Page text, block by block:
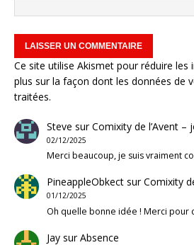
Ce site utilise Akismet pour réduire les
plus sur la façon dont les données de
traitées.
Steve surComixity de l’Avent –
02/12/2025
Merci beaucoup, je suis vraiment
PineappleObkectsurComixity
01/12/2025
Oh quelle bonne idée ! Merci pour
JaysurAbsence